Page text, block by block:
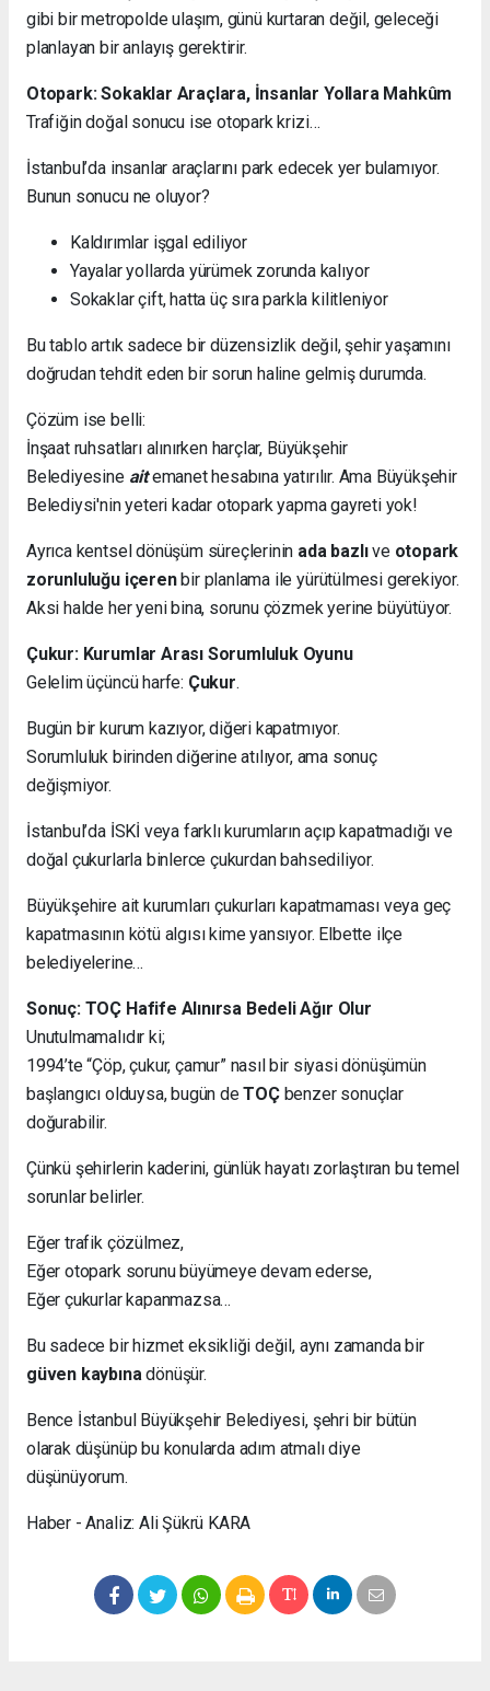
gibi bir metropolde ulaşım, günü kurtaran değil, geleceği
planlayan bir anlayış gerektirir.
Otopark: Sokaklar Araçlara, İnsanlar Yollara Mahkûm
Trafiğin doğal sonucu ise otopark krizi…
İstanbul’da insanlar araçlarını park edecek yer bulamıyor.
Bunun sonucu ne oluyor?
Kaldırımlar işgal ediliyor
Yayalar yollarda yürümek zorunda kalıyor
Sokaklar çift, hatta üç sıra parkla kilitleniyor
Bu tablo artık sadece bir düzensizlik değil, şehir yaşamını
doğrudan tehdit eden bir sorun haline gelmiş durumda.
Çözüm ise belli:
İnşaat ruhsatları alınırken harçlar, Büyükşehir
Belediyesine aitemanet hesabına yatırılır. Ama Büyükşehir
Belediysi'nin yeteri kadar otopark yapma gayreti yok!
Ayrıca kentsel dönüşüm süreçlerinin ada bazlıve otopark
zorunluluğu içerenbir planlama ile yürütülmesi gerekiyor.
Aksi halde her yeni bina, sorunu çözmek yerine büyütüyor.
Çukur: Kurumlar Arası Sorumluluk Oyunu
Gelelim üçüncü harfe: Çukur.
Bugün bir kurum kazıyor, diğeri kapatmıyor.
Sorumluluk birinden diğerine atılıyor, ama sonuç
değişmiyor.
İstanbul’da İSKİ veya farklı kurumların açıp kapatmadığı ve
doğal çukurlarla binlerce çukurdan bahsediliyor.
Büyükşehire ait kurumları çukurları kapatmaması veya geç
kapatmasının kötü algısı kime yansıyor. Elbette ilçe
belediyelerine…
Sonuç: TOÇ Hafife Alınırsa Bedeli Ağır Olur
Unutulmamalıdır ki;
1994’te “Çöp, çukur, çamur” nasıl bir siyasi dönüşümün
başlangıcı olduysa, bugün deTOÇbenzer sonuçlar
doğurabilir.
Çünkü şehirlerin kaderini, günlük hayatı zorlaştıran bu temel
sorunlar belirler.
Eğer trafik çözülmez,
Eğer otopark sorunu büyümeye devam ederse,
Eğer çukurlar kapanmazsa…
Bu sadece bir hizmet eksikliği değil, aynı zamanda bir
güven kaybına dönüşür.
Bence İstanbul Büyükşehir Belediyesi, şehri bir bütün
olarak düşünüp bu konularda adım atmalı diye
düşünüyorum.
Haber - Analiz: Ali Şükrü KARA